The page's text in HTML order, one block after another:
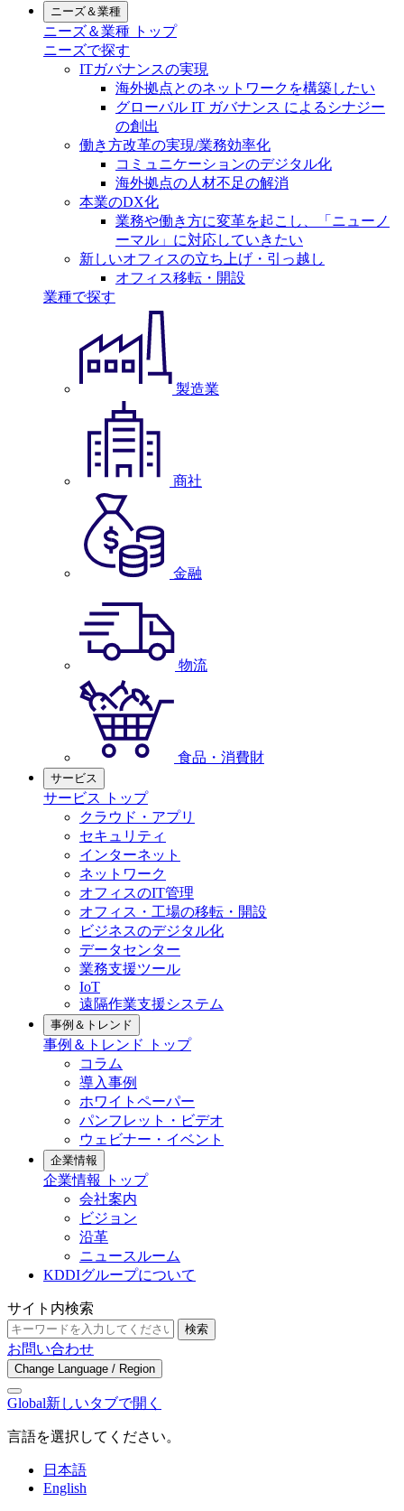
ニーズ＆業種
ニーズ＆業種 トップ
ニーズで探す
ITガバナンスの実現
海外拠点とのネットワークを構築したい
グローバル IT ガバナンス によるシナジー
の創出
働き方改革の実現/業務効率化
コミュニケーションのデジタル化
海外拠点の人材不足の解消
本業のDX化
業務や働き方に変革を起こし、「ニューノ
ーマル」に対応していきたい
新しいオフィスの立ち上げ・引っ越し
オフィス移転・開設
業種で探す
製造業
商社
金融
物流
食品・消費財
サービス
サービス トップ
クラウド・アプリ
セキュリティ
インターネット
ネットワーク
オフィスのIT管理
オフィス・工場の移転・開設
ビジネスのデジタル化
データセンター
業務支援ツール
IoT
遠隔作業支援システム
事例＆トレンド
事例＆トレンド トップ
コラム
導入事例
ホワイトペーパー
パンフレット・ビデオ
ウェビナー・イベント
企業情報
企業情報 トップ
会社案内
ビジョン
沿革
ニュースルーム
KDDIグループについて
サイト内検索
検索
お問い合わせ
Change Language / Region
Global新しいタブで開く
言語を選択してください。
日本語
English